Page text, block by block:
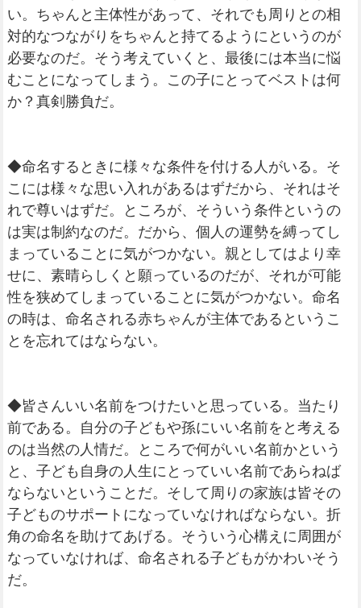
い。ちゃんと主体性があって、それでも周りとの相
対的なつながりをちゃんと持てるようにというのが
必要なのだ。そう考えていくと、最後には本当に悩
むことになってしまう。この子にとってベストは何
か？真剣勝負だ。
◆命名するときに様々な条件を付ける人がいる。そ
こには様々な思い入れがあるはずだから、それはそ
れで尊いはずだ。ところが、そういう条件というの
は実は制約なのだ。だから、個人の運勢を縛ってし
まっていることに気がつかない。親としてはより幸
せに、素晴らしくと願っているのだが、それが可能
性を狭めてしまっていることに気がつかない。命名
の時は、命名される赤ちゃんが主体であるというこ
とを忘れてはならない。
◆皆さんいい名前をつけたいと思っている。当たり
前である。自分の子どもや孫にいい名前をと考える
のは当然の人情だ。ところで何がいい名前かという
と、子ども自身の人生にとっていい名前であらねば
ならないということだ。そして周りの家族は皆その
子どものサポートになっていなければならない。折
角の命名を助けてあげる。そういう心構えに周囲が
なっていなければ、命名される子どもがかわいそう
だ。